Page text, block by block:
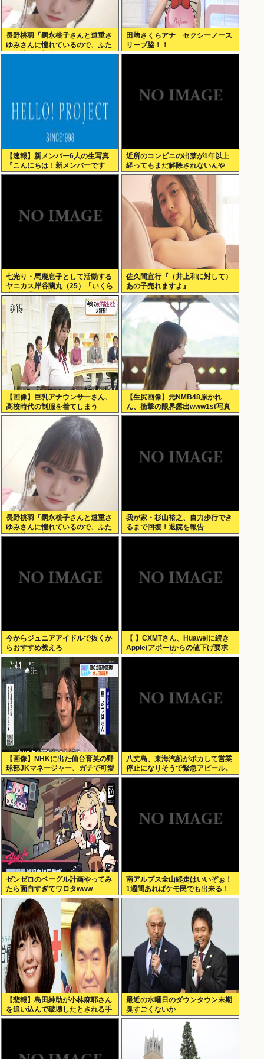
長野桃羽「嗣永桃子さんと道重さ
ゆみさんに憧れているので、ふた
りの憧れの部分をぎゅっと集めた
田﨑さくらアナ セクシーノース
リーブ脇！！
【速報】新メンバー6人の生写真
『こんにちは！新メンバーです
☆』
近所のコンビニの出禁が1年以上
経ってもまだ解除されないんや
が…
七光り・馬鹿息子として活動する
ヤニカス岸谷蘭丸（25）「いくら
税金を我々が払ってるんだと」
佐久間宣行『（井上和に対して）
あの子売れますよ』
【画像】巨乳アナウンサーさん、
高校時代の制服を着てしまう
【生尻画像】元NMB48原かれ
ん、衝撃の限界露出www1st写真
集でパールTバックのランジェリ
長野桃羽「嗣永桃子さんと道重さ
ゆみさんに憧れているので、ふた
りの憧れの部分をぎゅっと集めた
我が家・杉山裕之、自力歩行でき
るまで回復！退院を報告
今からジュニアアイドルで抜くか
らおすすめ教えろ
【 】CXMTさん、Huaweiに続き
Apple(アポー)からの値下げ要求
も拒否！！！半導体バボー継続
【画像】NHKに出た仙台育英の野
球部JKマネージャー、ガチで可愛
いぞ
八丈島、東海汽船がポカして営業
停止になりそうで緊急アピール。
生活物資が届かなくなるかも。ア
ゼンゼロのベーグル計画やってみ
たら面白すぎてワロタwww
南アルプス全山縦走はいいぞぉ！
1週間あればケモ民でも出来る！
お盆休みにやってみなイカ？
【悲報】島田紳助が小林麻耶さん
を追い込んで破壊したとされる手
口の詳細が明らかに･･････！！
最近の水曜日のダウンタウン末期
臭すごくないか